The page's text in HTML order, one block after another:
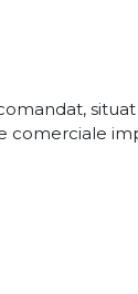
situat
comerciale